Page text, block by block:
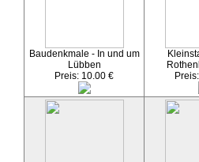
Baudenkmale - In und um
Lübben
Preis: 10.00 €